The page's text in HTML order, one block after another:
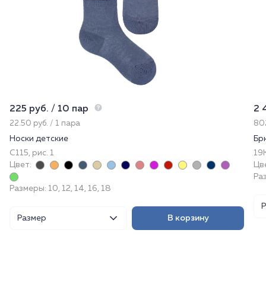
225 руб. / 10 пар
22.50 руб. / 1 пара
Носки детские
С115, рис. 1
Цвет:
Размеры: 10, 12, 14, 16, 18
Размер В корзину
2